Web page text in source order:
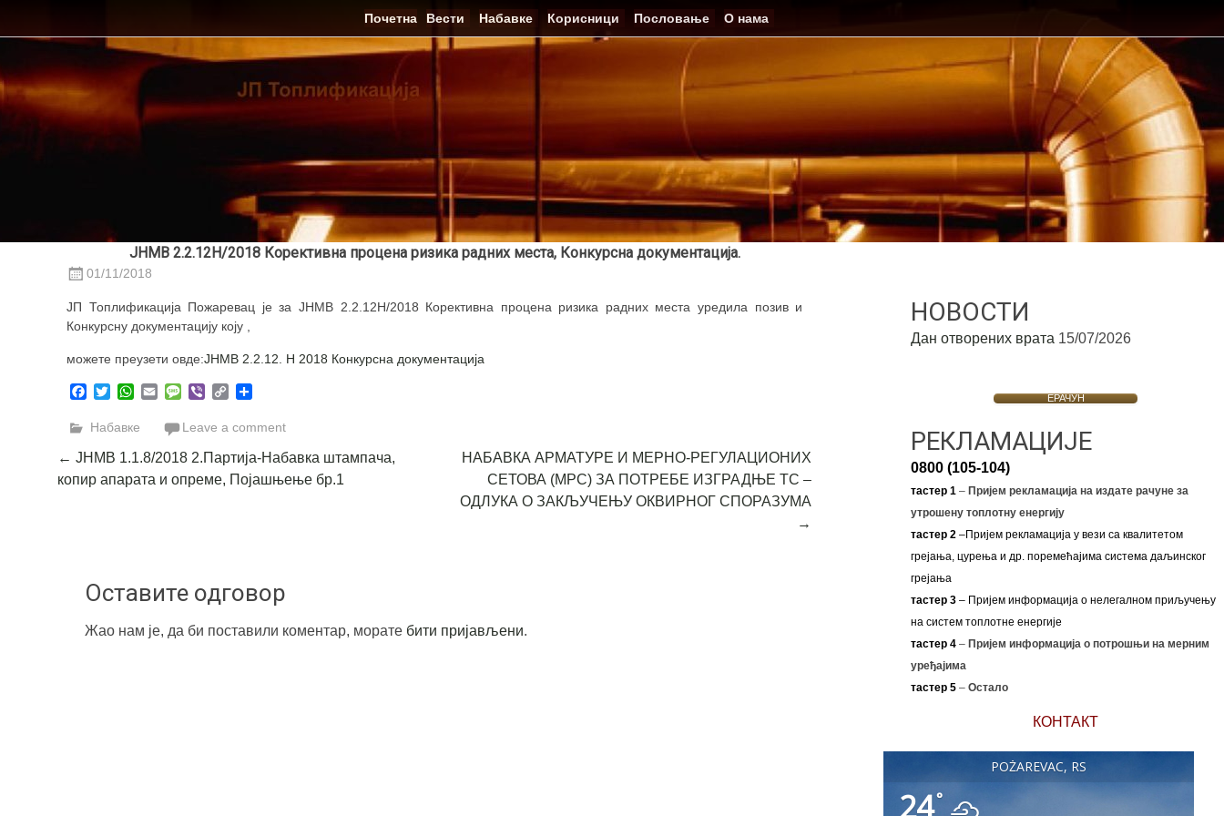
to ЈП Топлификација Почетна Вести Набавке Корисници Пословање О нама
ЈНМВ 2.2.12Н/2018 Корективна процена ризика радних места, Конкурсна документација.
01/11/2018
ЈП Топлификација Пожаревац је за ЈНМВ 2.2.12Н/2018 Корективна процена ризика радних места уредила позив и
Конкурсну документацију коју ,
можете преузети овде:ЈНМВ 2.2.12. Н 2018 Конкурсна документација
Facebook
TwitterWhatsApp
EmailMessage
Viber Copy
Набавке Leave a comment
Post
navigation
← ЈНМВ 1.1.8/2018 2.Партија-Набавка штампача,
копир апарата и опреме, Појашњење бр.1
НАБАВКА АРМАТУРЕ И МЕРНО-РЕГУЛАЦИОНИХ
СЕТОВА (МРС) ЗА ПОТРЕБЕ ИЗГРАДЊЕ ТС –
ОДЛУКА О ЗАКЉУЧЕЊУ ОКВИРНОГ СПОРАЗУМА
→
Оставите одговор
Жао нам је, да би поставили коментар, морате бити пријављени.
НОВОСТИ
Дан отворених врата 15/07/2026
ЕРАЧУН
РЕКЛАМАЦИЈЕ
0800 (105-104)
тастер 1–Пријем рекламација на издате рачуне за
утрошену топлотну енергију
тастер 2–Пријем рекламација у вези са квалитетом
грејања, цурења и др. поремећајима система даљинског
грејања
тастер 3– Пријем информација о нелегалном приључењу
на систем топлотне енергије
тастер 4 – Пријем информација о потрошњи на мерним
уређајима
тастер 5 – Остало
КОНТАКТ
POŽAREVAC, RS
24°